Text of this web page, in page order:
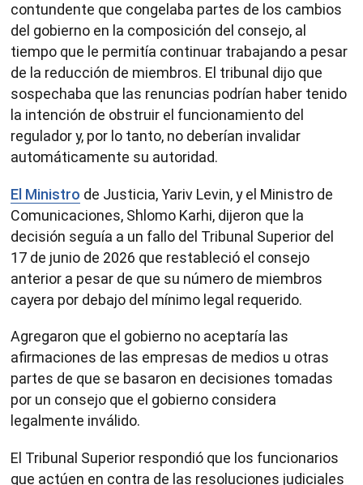
contundente que congelaba partes de los cambios
del gobierno en la composición del consejo, al
tiempo que le permitía continuar trabajando a pesar
de la reducción de miembros. El tribunal dijo que
sospechaba que las renuncias podrían haber tenido
la intención de obstruir el funcionamiento del
regulador y, por lo tanto, no deberían invalidar
automáticamente su autoridad.
El Ministro de Justicia, Yariv Levin, y el Ministro de
Comunicaciones, Shlomo Karhi, dijeron que la
decisión seguía a un fallo del Tribunal Superior del
17 de junio de 2026 que restableció el consejo
anterior a pesar de que su número de miembros
cayera por debajo del mínimo legal requerido.
Agregaron que el gobierno no aceptaría las
afirmaciones de las empresas de medios u otras
partes de que se basaron en decisiones tomadas
por un consejo que el gobierno considera
legalmente inválido.
El Tribunal Superior respondió que los funcionarios
que actúen en contra de las resoluciones judiciales